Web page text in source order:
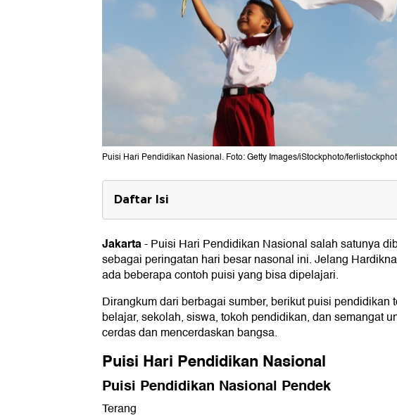
Puisi Hari Pendidikan Nasional. Foto: Getty Images/iStockphoto/
Daftar Isi
Puisi Hari Pendidikan Nasional
Puisi Pendidikan Nasional Pendek
Puisi Hardiknas
Puisi Tokoh Pendidikan Nasional
Puisi tentang Pendidikan 4 Bait
Menggapai Impian
Puisi tentang Siswa
Puisi tentang Guru 1
Puisi tentang Guru 2
Puisi tentang Pendidikan Sekolah
Jakarta-Puisi Hari Pendidikan Nasional salah satunya
sebagai peringatan hari besar nasonal ini. Jelang
ada beberapa contoh puisi yang bisa dipelajari.
Dirangkum dari berbagai sumber, berikut puisi pendidikan
belajar, sekolah, siswa, tokoh pendidikan, dan semangat
cerdas dan mencerdaskan bangsa.
Puisi Hari Pendidikan Nasional
Puisi Pendidikan Nasional Pendek
Terang